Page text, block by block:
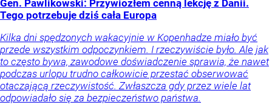
Gen. Pawlikowski: Przywiozłem cenną lekcję z Danii.
Tego potrzebuje dziś cała Europa
Kilka dni spędzonych wakacyjnie w Kopenhadze miało być
przede wszystkim odpoczynkiem. I rzeczywiście było. Ale jak
to często bywa, zawodowe doświadczenie sprawia, że nawet
podczas urlopu trudno całkowicie przestać obserwować
otaczającą rzeczywistość. Zwłaszcza gdy przez wiele lat
odpowiadało się za bezpieczeństwo państwa.